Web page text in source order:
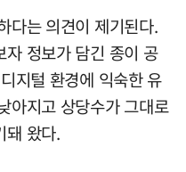
다는 의견이 제기된다.
정보가 담긴 종이 공
지털 환경에 익숙한 유
아지고 상당수가 그대로
돼 왔다.